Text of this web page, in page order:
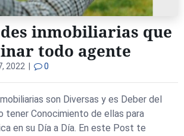
inmobiliarias que
todo agente
2022 | 0
son Diversas y es Deber del
tener Conocimiento de ellas para
en su Día a Día. En este Post te